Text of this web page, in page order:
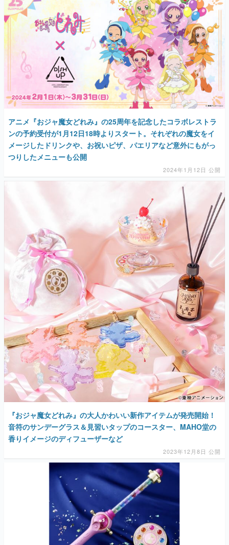
アニメ『おジャ魔女どれみ』の25周年を記念したコラボレストラ
ンの予約受付が1月12日18時よりスタート。それぞれの魔女をイ
メージしたドリンクや、お祝いピザ、パエリアなど意外にもがっ
つりしたメニューも公開
2024年1月12日 公開
『おジャ魔女どれみ』の大人かわいい新作アイテムが発売開始！
音符のサンデーグラス＆見習いタップのコースター、MAHO堂の
香りイメージのディフューザーなど
2023年12月8日 公開